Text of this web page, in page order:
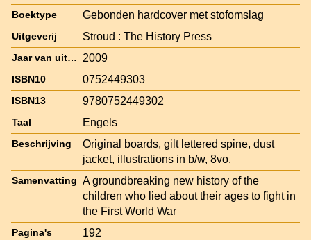
Boektype Gebonden hardcover met stofomslag
Uitgeverij Stroud : The History Press
Jaar van uitgave 2009
ISBN10 0752449303
ISBN13 9780752449302
Taal Engels
Beschrijving
Original boards, gilt lettered spine, dust
jacket, illustrations in b/w, 8vo.
Samenvatting A groundbreaking new history of the
children who lied about their ages to fight in
the First World War
Pagina's 192